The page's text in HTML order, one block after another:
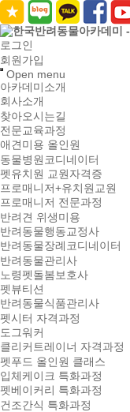
로그인
회원가입
Open menu
아카데미소개
회사소개
찾아오시는길
전문교육과정
애견미용 올인원
동물병원코디네이터
펫유치원 교원자격증
프로매니저+유치원교원
프로매니저 전문과정
반려견 위생미용
반려동물행동교정사
반려동물장례코디네이터
반려동물관리사
노령펫돌봄보호사
펫뷰티션
반려동물식품관리사
펫시터 자격과정
도그워커
클리커트레이너 자격과정
펫푸드 올인원 클래스
입체케이크 특화과정
펫베이커리 특화과정
건조간식 특화과정